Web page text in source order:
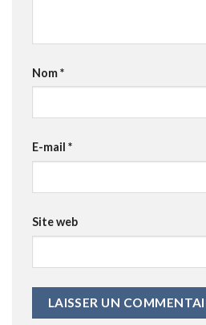
Nom*
E-mail *
Site web